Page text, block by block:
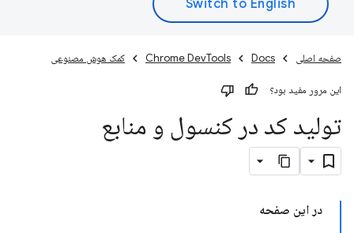
صفحه اصلی Docs
Chrome DevTools کمک هوش مصنوعی
این مرور مفید بود؟
تولید کد در کنسول و منابع
در این صفحه